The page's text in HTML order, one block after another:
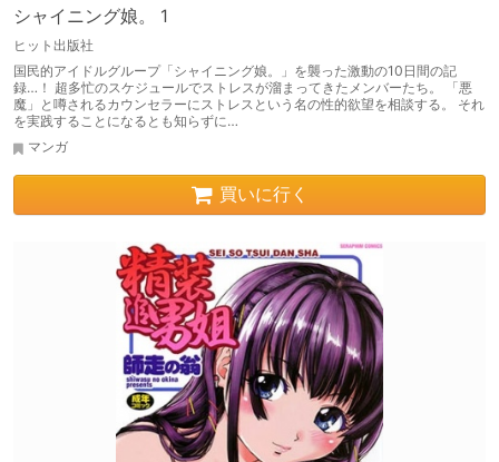
シャイニング娘。 1
ヒット出版社
国民的アイドルグループ「シャイニング娘。」を襲った激動の10日間の記
録…！ 超多忙のスケジュールでストレスが溜まってきたメンバーたち。 「悪
魔」と噂されるカウンセラーにストレスという名の性的欲望を相談する。 それ
を実践することになるとも知らずに…
マンガ
買いに行く